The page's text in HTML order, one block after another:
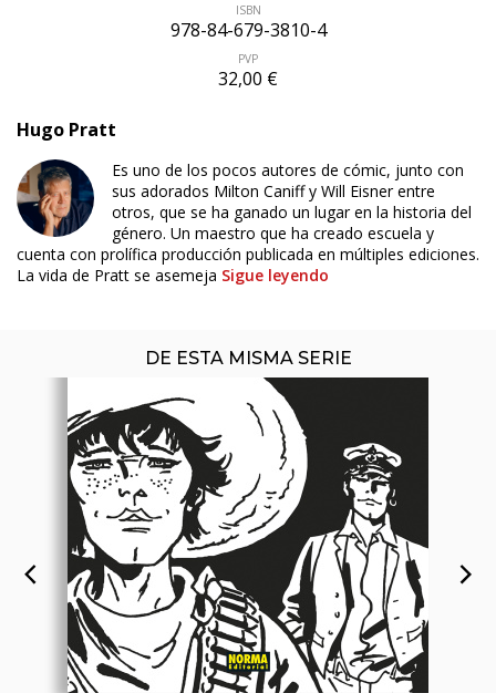
ISBN
978-84-679-3810-4
PVP
32,00 €
Hugo Pratt
Es uno de los pocos autores de cómic, junto con
sus adorados Milton Caniff y Will Eisner entre
otros, que se ha ganado un lugar en la historia del
género. Un maestro que ha creado escuela y
cuenta con prolífica producción publicada en múltiples ediciones.
La vida de Pratt se asemeja Sigue leyendo
DE ESTA MISMA SERIE
ÚLTIMO NÚMERO PUBLICADO